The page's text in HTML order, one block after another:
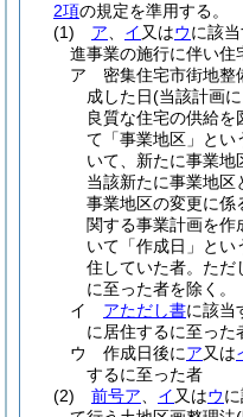
2項の規定を準用する。
(1)
ア イ 又はウに該
進事業の施行に伴い住
ア
密集住宅市街地整
成した日(当該計画
良質な住宅の供給を
て「事業地区」とい
いて、新たに事業地
当該新たに事業地区
事業地区の変更に係
関する事業計画を作
いて「作成日」とい
住していた者。 ただ
に至った者を除く。
イ
アただし書に該当
に居住するに至った
ウ
作成日後にア又は
するに至った者
(2)
前号ア イ 又はウ